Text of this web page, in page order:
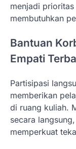
menjadi
membutuhkan
Bantuan
Empati
Partisipasi
memberikan
di ruang kuliah.
secara
memperkuat